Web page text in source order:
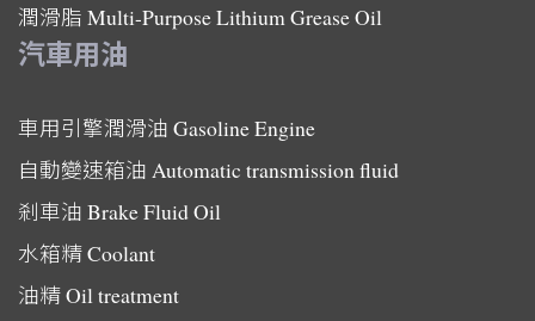
潤滑脂 Multi-Purpose Lithium Grease Oil
汽車用油
車用引擎潤滑油 Gasoline Engine
自動變速箱油 Automatic transmission fluid
剎車油 Brake Fluid Oil
水箱精Coolant
油精Oil treatment